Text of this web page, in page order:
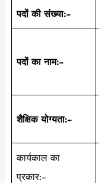
पदों की संख्या:-
पदों का नाम:-
शैक्षिक योग्यता:-
कार्यकाल का
प्रकार:-